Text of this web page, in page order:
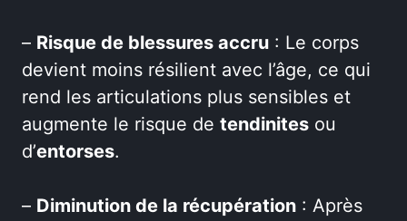
– Risque de blessures accru : Le corps
devient moins résilient avec l’âge, ce qui
rend les articulations plus sensibles et
augmente le risque de tendinites ou
d’entorses.
– Diminution de la récupération : Après